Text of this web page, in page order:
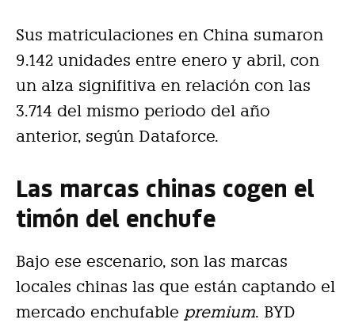
Sus matriculaciones en China sumaron
9.142 unidades entre enero y abril, con
un alza signifitiva en relación con las
3.714 del mismo periodo del año
anterior, según Dataforce.
Las marcas chinas cogen el
timón del enchufe
Bajo ese escenario, son las marcas
locales chinas las que están captando el
mercado enchufable premium. BYD